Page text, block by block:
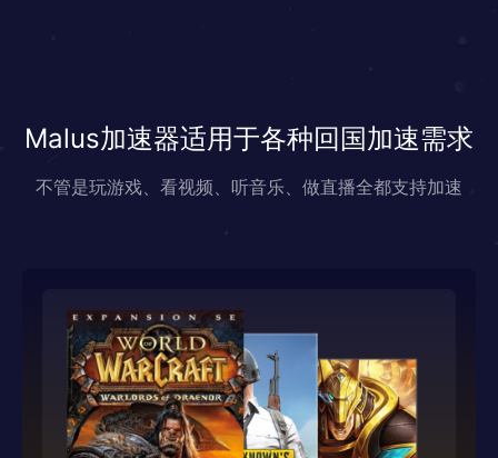
Malus加速器适用于各种回国加速需求
不管是玩游戏、看视频、听音乐、做直播全都支持加速